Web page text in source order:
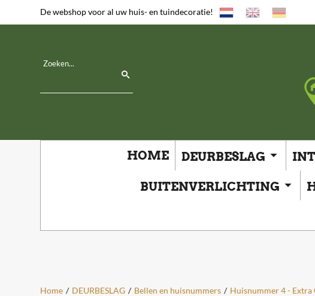
De webshop voor al uw huis- en tuindecoratie!
HOME DEURBESLAG
BUITENVERLICHTING
Home / DEURBESLAG / Bellen en huisnummers / Huisnummer 4 -